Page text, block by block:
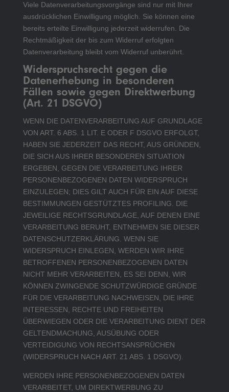
Viele Datenverarbeitungsvorgänge sind nur mit Ihrer
ausdrücklichen Einwilligung möglich. Sie können eine
bereits erteilte Einwilligung jederzeit widerrufen. Die
Rechtmäßigkeit der bis zum Widerruf erfolgten
Datenverarbeitung bleibt vom Widerruf unberührt.
Widerspruchsrecht gegen die
Datenerhebung in besonderen
Fällen sowie gegen Direktwerbung
(Art. 21 DSGVO)
WENN DIE DATENVERARBEITUNG AUF GRUNDLAGE
VON ART. 6 ABS. 1 LIT. E ODER F DSGVO ERFOLGT,
HABEN SIE JEDERZEIT DAS RECHT, AUS GRÜNDEN,
DIE SICH AUS IHRER BESONDEREN SITUATION
ERGEBEN, GEGEN DIE VERARBEITUNG IHRER
PERSONENBEZOGENEN DATEN WIDERSPRUCH
EINZULEGEN; DIES GILT AUCH FÜR EIN AUF DIESE
BESTIMMUNGEN GESTÜTZTES PROFILING. DIE
JEWEILIGE RECHTSGRUNDLAGE, AUF DENEN EINE
VERARBEITUNG BERUHT, ENTNEHMEN SIE DIESER
DATENSCHUTZERKLÄRUNG. WENN SIE
WIDERSPRUCH EINLEGEN, WERDEN WIR IHRE
BETROFFENEN PERSONENBEZOGENEN DATEN
NICHT MEHR VERARBEITEN, ES SEI DENN, WIR
KÖNNEN ZWINGENDE SCHUTZWÜRDIGE GRÜNDE
FÜR DIE VERARBEITUNG NACHWEISEN, DIE IHRE
INTERESSEN, RECHTE UND FREIHEITEN
ÜBERWIEGEN ODER DIE VERARBEITUNG DIENT DER
GELTENDMACHUNG, AUSÜBUNG ODER
VERTEIDIGUNG VON RECHTSANSPRÜCHEN
(WIDERSPRUCH NACH ART. 21 ABS. 1 DSGVO).
WERDEN IHRE PERSONENBEZOGENEN DATEN
VERARBEITET, UM DIREKTWERBUNG ZU